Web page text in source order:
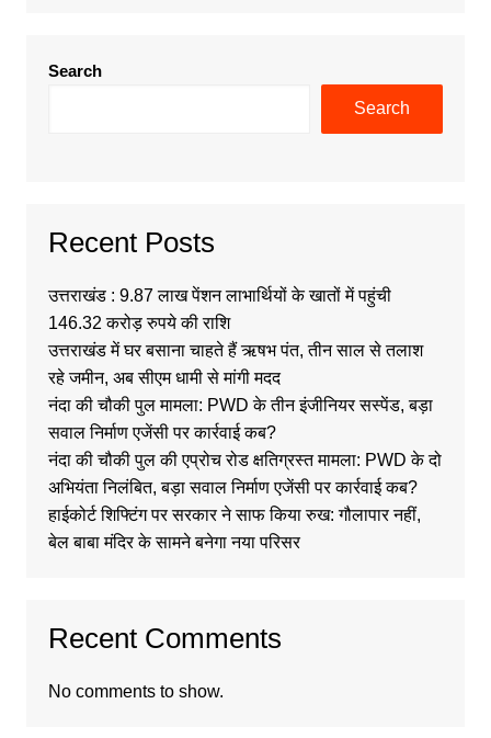
Search
Search
Recent Posts
उत्तराखंड : 9.87 लाख पेंशन लाभार्थियों के खातों में पहुंची
146.32 करोड़ रुपये की राशि
उत्तराखंड में घर बसाना चाहते हैं ऋषभ पंत, तीन साल से तलाश
रहे जमीन, अब सीएम धामी से मांगी मदद
नंदा की चौकी पुल मामला: PWD के तीन इंजीनियर सस्पेंड, बड़ा
सवाल निर्माण एजेंसी पर कार्रवाई कब?
नंदा की चौकी पुल की एप्रोच रोड क्षतिग्रस्त मामला: PWD के दो
अभियंता निलंबित, बड़ा सवाल निर्माण एजेंसी पर कार्रवाई कब?
हाईकोर्ट शिफ्टिंग पर सरकार ने साफ किया रुख: गौलापार नहीं,
बेल बाबा मंदिर के सामने बनेगा नया परिसर
Recent Comments
No comments to show.